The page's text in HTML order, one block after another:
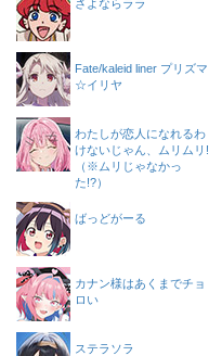
さよならララ
Fate/kaleid liner プリズマ
☆イリヤ
わたしが恋人になれるわ
けないじゃん、ムリムリ!
（※ムリじゃなかっ
た!?）
ばっどがーる
カナン様はあくまでチョ
ロい
ステラソラ